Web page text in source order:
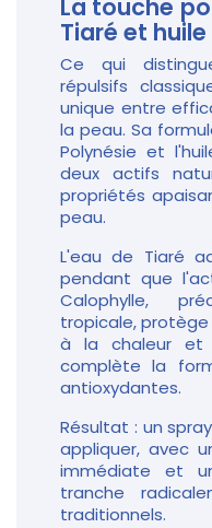
La touche
Tiaré et
Ce qui
répulsifs
unique entre
la peau. Sa
Polynésie et
deux actifs
propriétés
peau.
L'eau de Tiaré
pendant que
Calophylle,
tropicale,
à la chaleur et
complète la
antioxydantes.
Résultat : un
appliquer, avec
immédiate et
tranche
traditionnels.